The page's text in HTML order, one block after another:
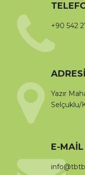
+90 542
Yazır
Selçuklu/
E-